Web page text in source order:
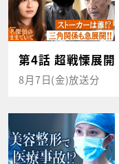
第4話 超戦慄展開
8月7日(金)放送分